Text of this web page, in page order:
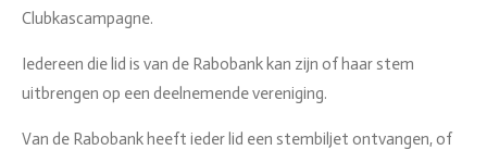
Clubkascampagne.
Iedereen die lid is van de Rabobank kan zijn of haar stem
uitbrengen op een deelnemende vereniging.
Van de Rabobank heeft ieder lid een stembiljet ontvangen, of